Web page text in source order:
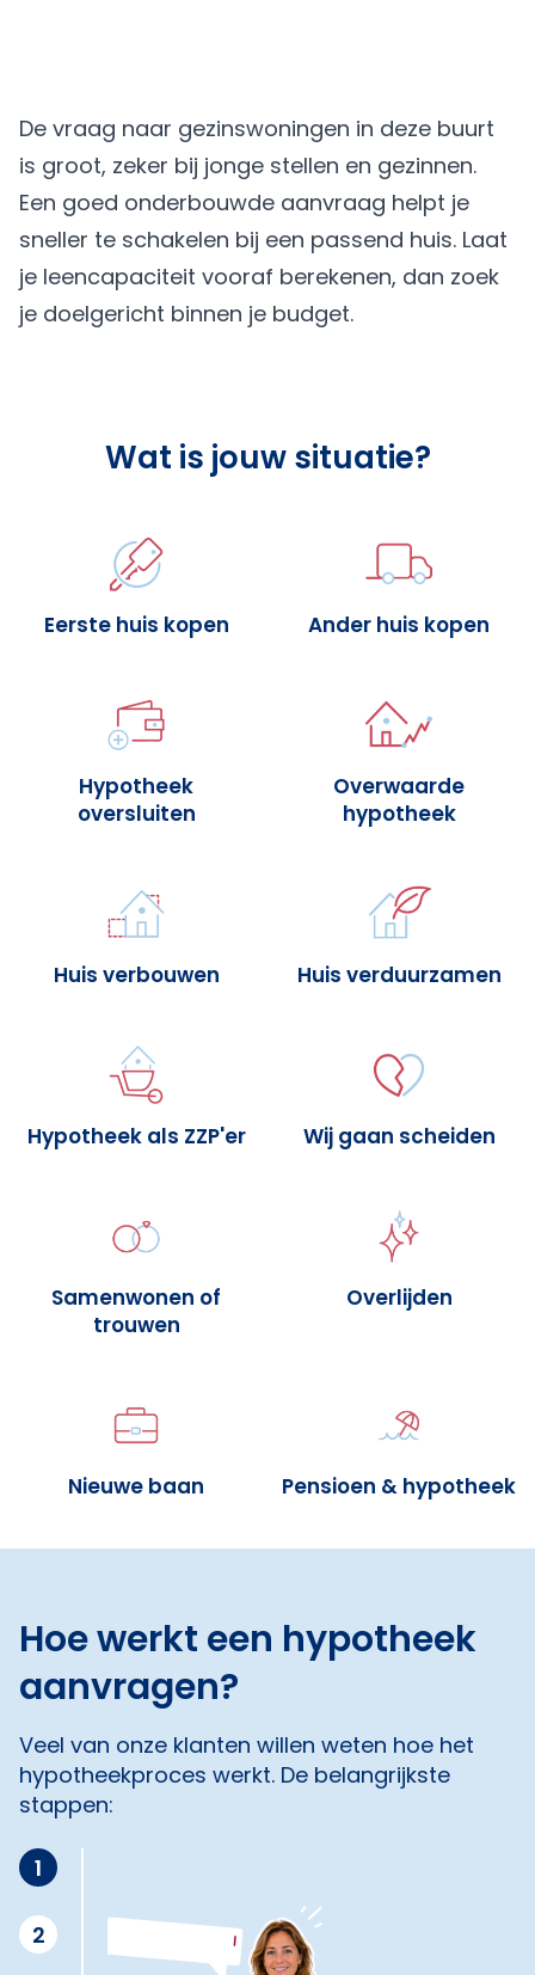
De vraag naar gezinswoningen in deze buurt
is groot, zeker bij jonge stellen en gezinnen.
Een goed onderbouwde aanvraag helpt je
sneller te schakelen bij een passend huis. Laat
je leencapaciteit vooraf berekenen, dan zoek
je doelgericht binnen je budget.
Wat is jouw situatie?
Eerste huis kopen Ander huis kopen
Hypotheek
oversluiten
Overwaarde
hypotheek
Huis verbouwen Huis verduurzamen
Hypotheek als ZZP'er Wij gaan scheiden
Samenwonen of
trouwen
Overlijden
Nieuwe baan Pensioen & hypotheek
Hoe werkt een hypotheek
aanvragen?
Veel van onze klanten willen weten hoe het
hypotheekproces werkt. De belangrijkste
stappen:
1
2